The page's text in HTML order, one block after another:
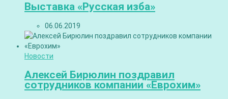
Выставка «Русская изба»
06.06.2019
Новости
Алексей Бирюлин поздравил
сотрудников компании «Еврохим»